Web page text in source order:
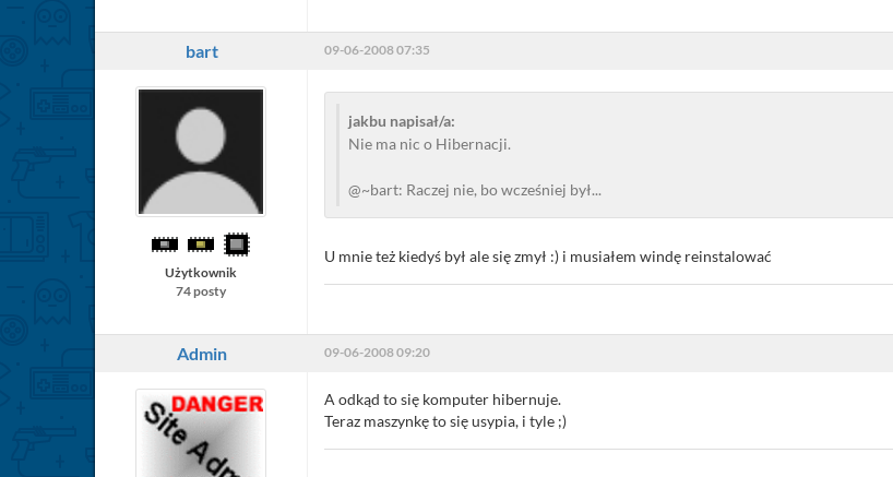
bart 09-06-2008 07:35
Użytkownik
74 posty
jakbu napisał/a:
Nie ma nic o Hibernacji.
@~bart: Raczej nie, bo wcześniej był...
U mnie też kiedyś był ale się zmył :) i musiałem windę reinstalować
Admin 09-06-2008 09:20
A odkąd to się komputer hibernuje.
Teraz maszynkę to się usypia, i tyle ;)